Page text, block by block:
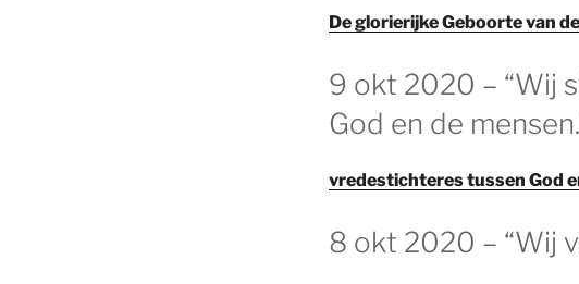
De glorierijke Geboorte van
GEPLAATST
OP
9 okt 2020 – “Wij
God en de
vredestichteres tussen God
GEPLAATST
OP
8 okt 2020 – “Wij